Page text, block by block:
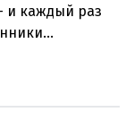
и каждый раз
в своих